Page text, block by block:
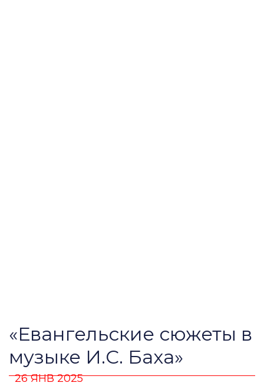
«Евангельские сюжеты в
музыке И.С. Баха»
26 ЯНВ 2025